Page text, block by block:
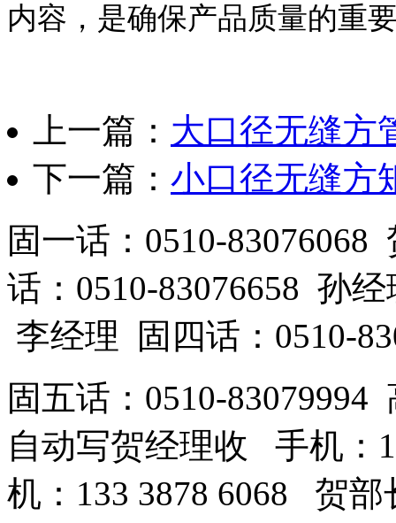
内容，是确保产品质量的重
上一篇： 大口径无缝方
下一篇： 小口径无缝方
固一话：0510-
话：0510-83076658 孙
李经理 固四话：0510-
固五话：0510-
自动写贺经理收 手机：
机：133 3878 6068 贺部